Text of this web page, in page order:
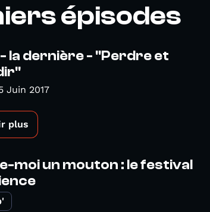
épisodes
- la dernière - "Perdre et
Juin 2017
plus
moi un mouton : le festival